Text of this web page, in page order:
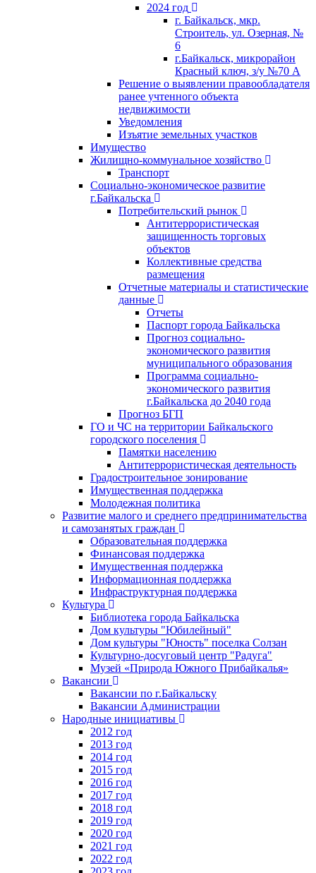
2024 год
г. Байкальск, мкр.
Строитель, ул. Озерная, №
6
г.Байкальск, микрорайон
Красный ключ, з/у №70 А
Решение о выявлении правообладателя
ранее учтенного объекта
недвижимости
Уведомления
Изъятие земельных участков
Имущество
Жилищно-коммунальное хозяйство
Транспорт
Социально-экономическое развитие
г.Байкальска
Потребительский рынок
Антитеррористическая
защищенность торговых
объектов
Коллективные средства
размещения
Отчетные материалы и статистические
данные
Отчеты
Паспорт города Байкальска
Прогноз социально-
экономического развития
муниципального образования
Программа социально-
экономического развития
г.Байкальска до 2040 года
Прогноз БГП
ГО и ЧС на территории Байкальского
городского поселения
Памятки населению
Антитеррористическая деятельность
Градостроительное зонирование
Имущественная поддержка
Молодежная политика
Развитие малого и среднего предпринимательства
и самозанятых граждан
Образовательная поддержка
Финансовая поддержка
Имущественная поддержка
Информационная поддержка
Инфраструктурная поддержка
Культура
Библиотека города Байкальска
Дом культуры "Юбилейный"
Дом культуры "Юность" поселка Солзан
Культурно-досуговый центр "Радуга"
Музей «Природа Южного Прибайкалья»
Вакансии
Вакансии по г.Байкальску
Вакансии Администрации
Народные инициативы
2012 год
2013 год
2014 год
2015 год
2016 год
2017 год
2018 год
2019 год
2020 год
2021 год
2022 год